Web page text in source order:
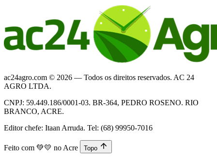
ac24agro.com © 2026 — Todos os direitos reservados. AC 24
AGRO LTDA.
CNPJ: 59.449.186/0001-03. BR-364, PEDRO ROSENO. RIO
BRANCO, ACRE.
Editor chefe: Itaan Arruda. Tel: (68) 99950-7016
Feito com 💚💛 no Acre Topo